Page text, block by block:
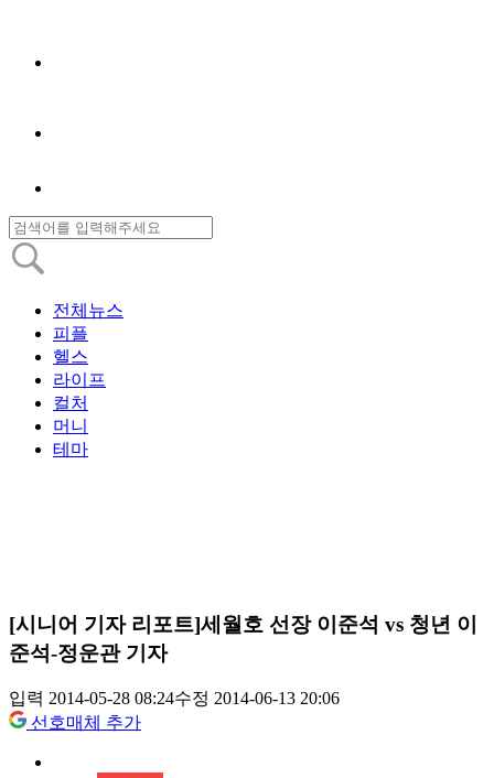
전체뉴스
피플
헬스
라이프
컬처
머니
테마
[시니어 기자 리포트]세월호 선장 이준석 vs 청년 이
준석-정운관 기자
입력 2014-05-28 08:24수정 2014-06-13 20:06
선호매체 추가